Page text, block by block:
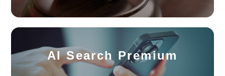
AI Search Premium